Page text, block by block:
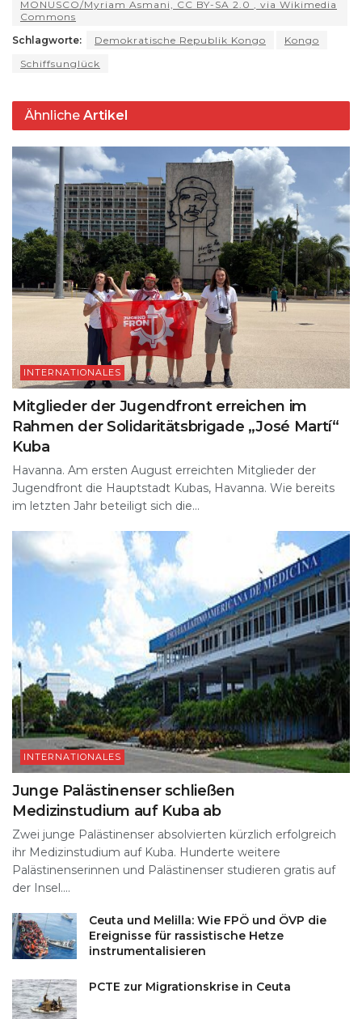
A
p
p
ra
m
b
o
k
k
y
d
s
t
Li
n
e
MONUSCO/Myriam Asmani, CC BY-SA 2.0 , via Wikimedia
Commons
Schlagworte:
Demokratische Republik Kongo
Kongo
Schiffsunglück
Ähnliche Artikel
INTERNATIONALES
Mitglieder der Jugendfront erreichen im
Rahmen der Solidaritätsbrigade „José Martí“
Kuba
Havanna. Am ersten August erreichten Mitglieder der
Jugendfront die Hauptstadt Kubas, Havanna. Wie bereits
im letzten Jahr beteiligt sich die...
INTERNATIONALES
Junge Palästinenser schließen
Medizinstudium auf Kuba ab
Zwei junge Palästinenser absolvierten kürzlich erfolgreich
ihr Medizinstudium auf Kuba. Hunderte weitere
Palästinenserinnen und Palästinenser studieren gratis auf
der Insel....
Ceuta und Melilla: Wie FPÖ und ÖVP die
Ereignisse für rassistische Hetze
instrumentalisieren
PCTE zur Migrationskrise in Ceuta